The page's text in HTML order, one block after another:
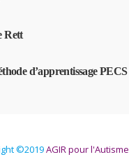
Rett
d’apprentissage PECS
©2019AGIR pour l'Autisme